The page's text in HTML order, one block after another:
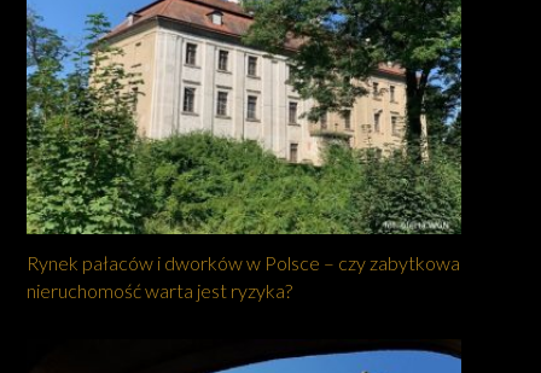
Rynek pałaców i dworków w Polsce – czy zabytkowa
nieruchomość warta jest ryzyka?